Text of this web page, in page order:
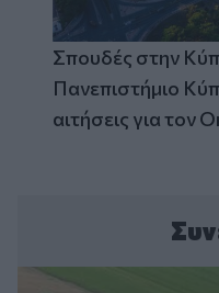
Σπουδές στην
Πανεπιστήμιο
αιτήσεις για τον